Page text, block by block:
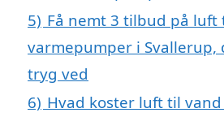
5) Få nemt 3 tilbud på luft
varmepumper i
tryg ved
6) Hvad koster luft til